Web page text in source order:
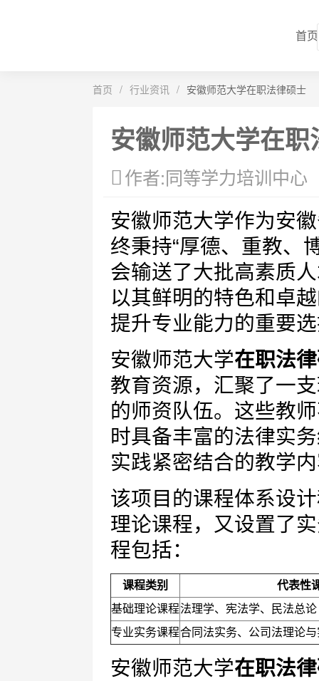
首页
首页 / 行业资讯 / 安徽师范大学在职法律硕士
安徽师范大学在职
作者:同等学力培训中心
安徽师范大学作为安
终秉持“厚德、重教、
会输送了大批高素质
以其鲜明的特色和卓
提升专业能力的重要
安徽师范大学在职法
教育资源，汇聚了一
的师资队伍。这些教
时具备丰富的法律实
实践紧密结合的教学
该项目的课程体系设
理论课程，又设置了
程包括：
课程类别
代表性
基础理论课程法理学、宪法学、民法总论
专业实务课程合同法实务、公司法理论
安徽师范大学在职法